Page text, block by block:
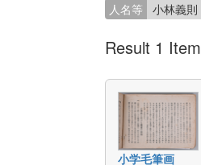
人名等 小林義則
Result 1 Item
小学毛筆画